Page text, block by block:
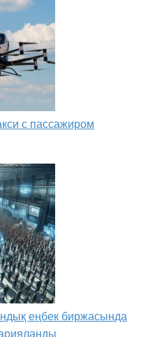
с пассажиром
еңбек биржасында